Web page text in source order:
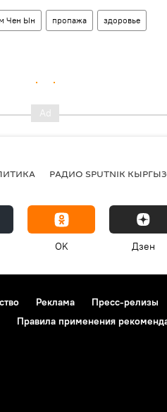
Чен Ын пропажа здоровье
РАДИО SPUTNIK
OK Дзен
Реклама Пресс-релизы
Правила применения